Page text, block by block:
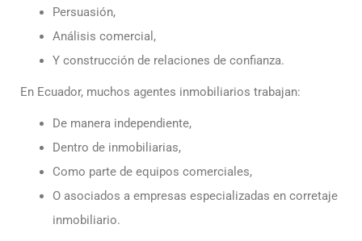
Persuasión,
Análisis comercial,
Y construcción de relaciones de confianza.
En Ecuador, muchos agentes inmobiliarios trabajan:
De manera independiente,
Dentro de inmobiliarias,
Como parte de equipos comerciales,
O asociados a empresas especializadas en corretaje
inmobiliario.